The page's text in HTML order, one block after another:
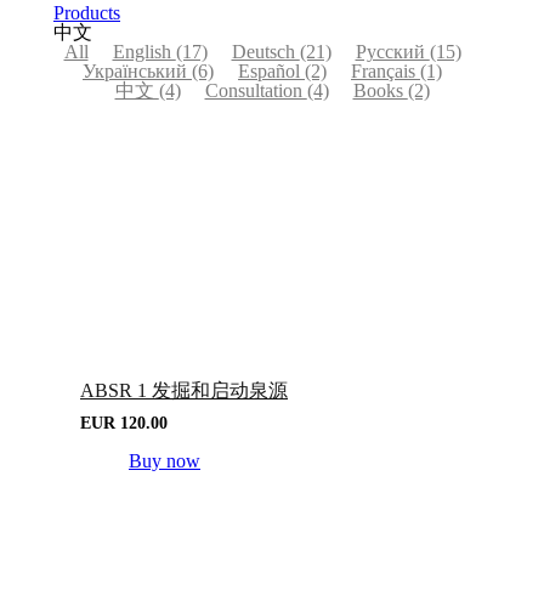
Products
中文
All
English (17) Deutsch (21) Русский (15)
Український (6) Español (2) Français (1)
中文 (4) Consultation (4) Books (2)
ABSR 1 发掘和启动泉源
EUR 120.00
Buy now